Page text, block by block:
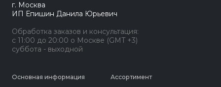
г. Москва
ИП Епишин Данила Юрьевич
Обработка заказов и консультация:
с 11:00 до 20:00 о Москве (GMT +3)
суббота - выходной
Основная информация
Ассортимент